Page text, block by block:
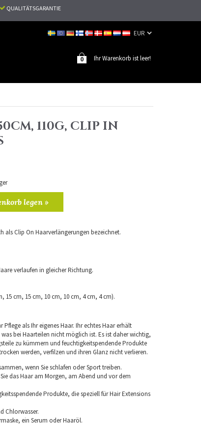
QUALITÄTSGARANTIE
Ihr Warenkorb ist leer!
0
110G, CLIP IN
legen »
als Clip On Haarverlängerungen bezeichnet.
verlaufen in gleicher Richtung.
15 cm, 15 cm, 10 cm, 10 cm, 4 cm, 4 cm).
als Ihr eigenes Haar. Ihr echtes Haar erhält
bei Haarteilen nicht möglich ist. Es ist daher wichtig,
zu kümmern und feuchtigkeitspendende Produkte
werden, verfilzen und ihren Glanz nicht verlieren.
wenn Sie schlafen oder Sport treiben.
das Haar am Morgen, am Abend und vor dem
Produkte, die speziell für Hair Extensions
Chlorwasser.
ein Serum oder Haaröl.